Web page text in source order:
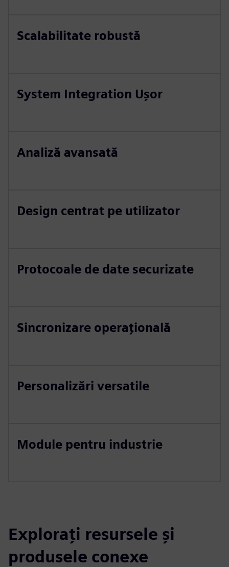
Scalabilitate robustă
System Integration Ușor
Analiză avansată
Design centrat pe utilizator
Protocoale de date securizate
Sincronizare operațională
Personalizări versatile
Module pentru industrie
Explorați resursele și
produsele conexe